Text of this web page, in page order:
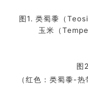
图1. 类蜀黍（
玉米（
图
（红色：类蜀黍-